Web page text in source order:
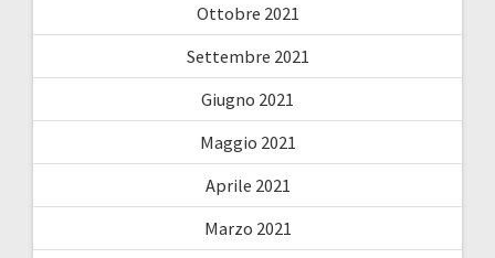
Ottobre 2021
Settembre 2021
Giugno 2021
Maggio 2021
Aprile 2021
Marzo 2021